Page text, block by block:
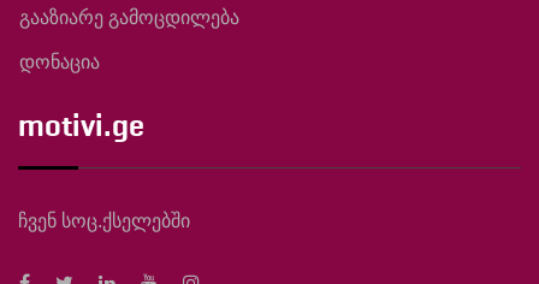
გააზიარე გამოცდილება
დონაცია
motivi.ge
ჩვენ სოც.ქსელებში